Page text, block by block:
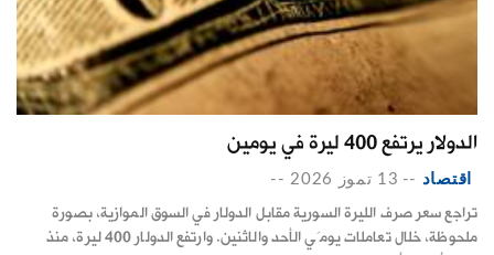
الدولار يرتفع 400 ليرة في يومين
اقتصاد -- 13 تموز 2026 --
تراجع سعر صرف الليرة السورية مقابل الدولار في السوق الموازية، بصورة
ملحوظة، خلال تعاملات يومَي الأحد والاثنين. وارتفع الدولار 400 ليرة، منذ